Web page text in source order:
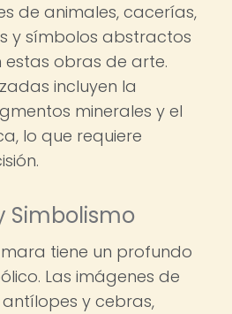
de animales, cacerías,
y símbolos abstractos
estas obras de arte.
incluyen la
minerales y el
lo que requiere
Simbolismo
tiene un profundo
Las imágenes de
y cebras,